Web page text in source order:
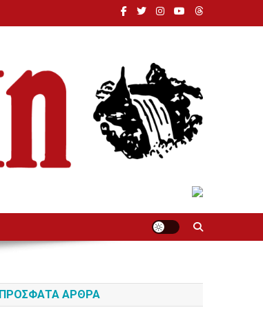
ΠΡΌΣΦΑΤΑ ΆΡΘΡΑ